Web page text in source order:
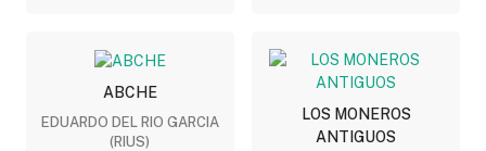
ABCHE
EDUARDO DEL RIO GARCIA
(RIUS)
LOS MONEROS
ANTIGUOS